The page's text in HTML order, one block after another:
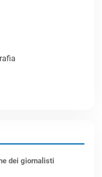
dei giornalisti